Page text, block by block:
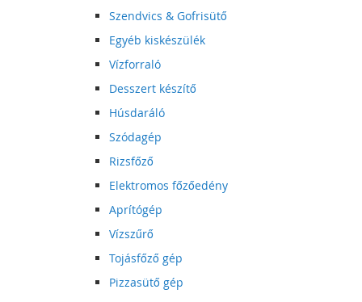
Szendvics & Gofrisütő
Egyéb kiskészülék
Vízforraló
Desszert készítő
Húsdaráló
Szódagép
Rizsfőző
Elektromos főzőedény
Aprítógép
Vízszűrő
Tojásfőző gép
Pizzasütő gép